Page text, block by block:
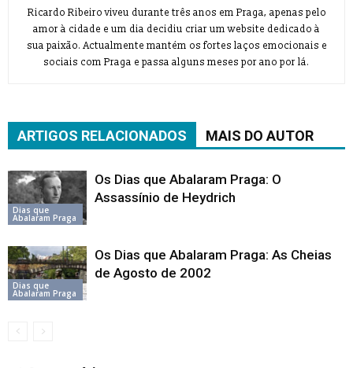
Ricardo Ribeiro viveu durante três anos em Praga, apenas pelo
amor à cidade e um dia decidiu criar um website dedicado à
sua paixão. Actualmente mantém os fortes laços emocionais e
sociais com Praga e passa alguns meses por ano por lá.
ARTIGOS RELACIONADOS MAIS DO AUTOR
Dias que
Abalaram Praga
Os Dias que Abalaram Praga: O
Assassínio de Heydrich
Dias que
Abalaram Praga
Os Dias que Abalaram Praga: As Cheias
de Agosto de 2002